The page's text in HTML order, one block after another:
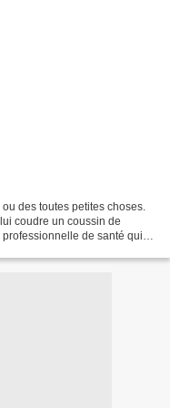
des toutes petites choses.
coudre un coussin de
de santé qui